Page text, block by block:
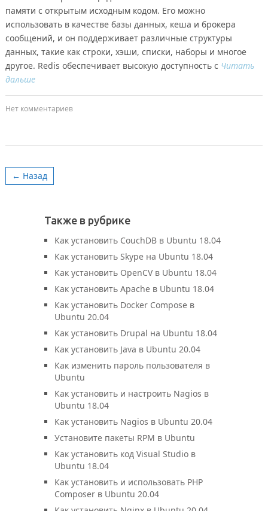
памяти с открытым исходным кодом. Его можно
использовать в качестве базы данных, кеша и брокера
сообщений, и он поддерживает различные структуры
данных, такие как строки, хэши, списки, наборы и многое
другое. Redis обеспечивает высокую доступность с Читать
дальше
Нет комментариев
← Назад
Также в рубрике
Как установить CouchDB в Ubuntu 18.04
Как установить Skype на Ubuntu 18.04
Как установить OpenCV в Ubuntu 18.04
Как установить Apache в Ubuntu 18.04
Как установить Docker Compose в
Ubuntu 20.04
Как установить Drupal на Ubuntu 18.04
Как установить Java в Ubuntu 20.04
Как изменить пароль пользователя в
Ubuntu
Как установить и настроить Nagios в
Ubuntu 18.04
Как установить Nagios в Ubuntu 20.04
Установите пакеты RPM в Ubuntu
Как установить код Visual Studio в
Ubuntu 18.04
Как установить и использовать PHP
Composer в Ubuntu 20.04